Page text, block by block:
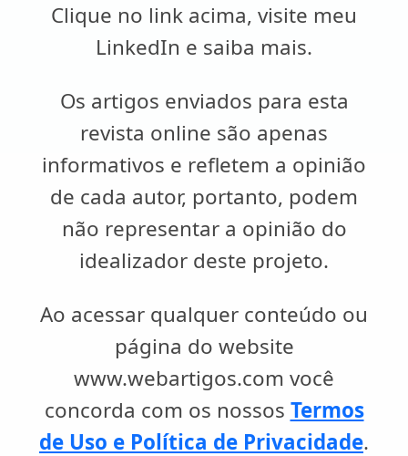
Clique no link acima, visite meu
LinkedIn e saiba mais.
Os artigos enviados para esta
revista online são apenas
informativos e refletem a opinião
de cada autor, portanto, podem
não representar a opinião do
idealizador deste projeto.
Ao acessar qualquer conteúdo ou
página do website
www.webartigos.com você
concorda com os nossos Termos
de Uso e Política de Privacidade.